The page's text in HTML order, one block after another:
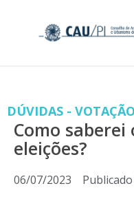
DÚVIDAS - VOTAÇÃO
Como
eleições?
06/07/2023